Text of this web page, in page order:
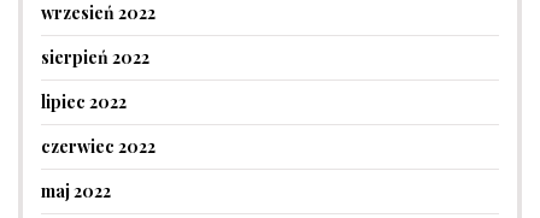
wrzesień 2022
sierpień 2022
lipiec 2022
czerwiec 2022
maj 2022